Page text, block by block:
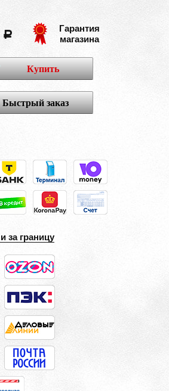
a
Гарантия
магазина
Купить
Быстрый заказ
за границу